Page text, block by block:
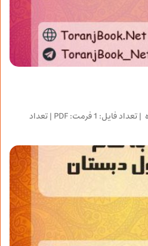
نام جزوه: علوم | دسته بندی: جزوه | تعداد فایل: 1 فرمت: PDF | تعداد